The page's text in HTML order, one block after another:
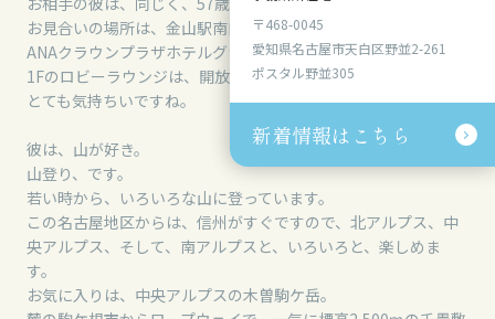
〒468-0045
愛知県名古屋市天白区野並2-261
ポスタル野並305
新着情報はこちら
〒468-0045
愛知県名古屋市天白区野並2-261
ポスタル野並305
新着情報はこちら
お見合いの場所は、金山駅南口前、
ANAクラウンプラザホテルグランコート名古屋です。
1Fのロビーラウンジは、開放的なとても明るい空間です。
とても気持ちいですね。
彼は、山が好き。
山登り、です。
若い時から、いろいろな山に登っています。
この名古屋地区からは、信州がすぐですので、北アルプス、中
央アルプス、そして、南アルプスと、いろいろと、楽しめま
す。
お気に入りは、中央アルプスの木曽駒ケ岳。